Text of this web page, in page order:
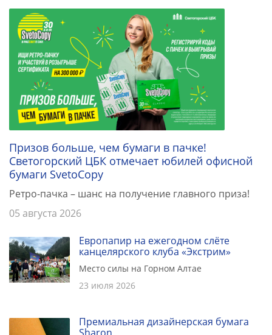
Призов больше, чем бумаги в пачке!
Светогорский ЦБК отмечает юбилей офисной
бумаги SvetoCopy
Ретро-пачка – шанс на получение главного приза!
05 августа 2026
Европапир на ежегодном слёте
канцелярского клуба «Экстрим»
Место силы на Горном Алтае
23 июля 2026
Премиальная дизайнерская бумага
Sharon